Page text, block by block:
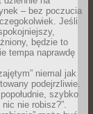
– bez poczucia
Jeśli
będzie to
tempa naprawdę
niemal jak
podejrzliwie.
szybko
nie robisz?”.